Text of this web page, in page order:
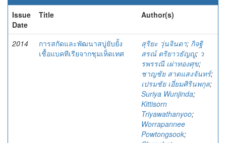
Issue
Date
Title Author(s)
2014
การสกัดและพัฒนาสบู่ยับยั้ง
เชื้อแบคทีเรียจากชุมเห็ดเทศ
สุริยะ วุ่นจินดา; กิจฐิ
สรณ์ ตริยาวธัญญู; ว
รพรรณี เผ่าทองศุข;
ชาญชัย สาดแสงจันทร์;
เปรมชัย เอี่ยมศิรินพกุล;
Suriya Wunjinda;
Kittisorn
Triyawathanyoo;
Worrapannee
Powtongsook;